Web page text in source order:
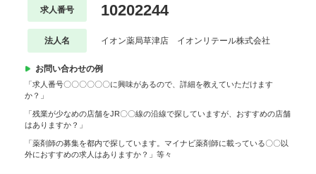
求人番号 10202244
法人名 イオン薬局草津店 イオンリテール株式会社
お問い合わせの例
「求人番号〇〇〇〇〇〇に興味があるので、詳細を教えていただけます
か？」
「残業が少なめの店舗をJR〇〇線の沿線で探していますが、おすすめの店舗
はありますか？」
「薬剤師の募集を都内で探しています。マイナビ薬剤師に載っている〇〇以
外におすすめの求人はありますか？」等々